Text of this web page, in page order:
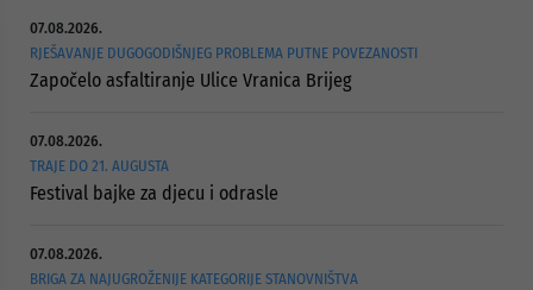
07.08.2026.
RJEŠAVANJE DUGOGODIŠNJEG PROBLEMA PUTNE POVEZANOSTI
Započelo asfaltiranje Ulice Vranica Brijeg
07.08.2026.
TRAJE DO 21. AUGUSTA
Festival bajke za djecu i odrasle
07.08.2026.
BRIGA ZA NAJUGROŽENIJE KATEGORIJE STANOVNIŠTVA